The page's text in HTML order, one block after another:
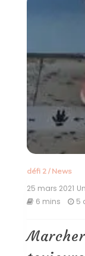
défi 2/ News
25 mars 2021
6 mins 5